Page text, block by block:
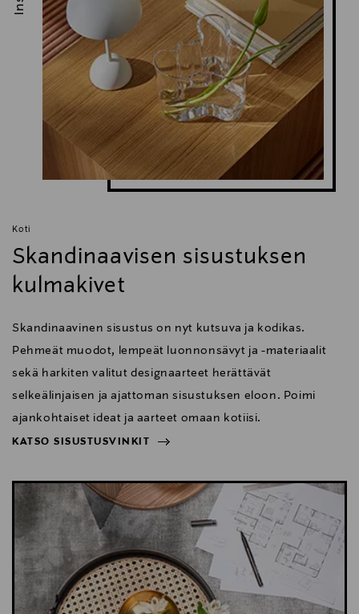
Koti
Skandinaavisen sisustuksen
kulmakivet
Skandinaavinen sisustus on nyt kutsuva ja kodikas.
Pehmeät muodot, lempeät luonnonsävyt ja -materiaalit
sekä harkiten valitut designaarteet herättävät
selkeälinjaisen ja ajattoman sisustuksen eloon. Poimi
ajankohtaiset ideat ja aarteet omaan kotiisi.
KATSO SISUSTUSVINKIT
KATSO SISUSTUSVINKIT